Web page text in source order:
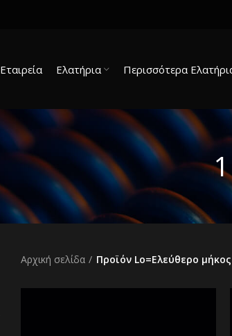
Εταιρεία Ελατήρια Περισσότερα
1
Αρχική σελίδα Προϊόν Lo=Ελεύθερο